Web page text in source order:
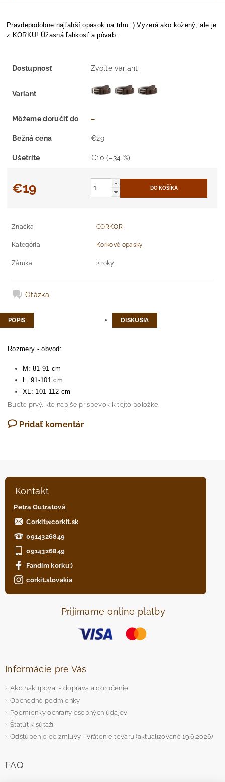
Pravdepodobne najľahší opasok na trhu :) Vyzerá ako kožený, ale je
z KORKU! Úžasná ľahkosť a pôvab.
Dostupnosť Zvoľte variant
Variant
Môžeme doručiť do –
Bežná cena €29
Ušetríte €10(–34 %)
€19
Značka CORKOR
Kategória Korkové opasky
Záruka 2 roky
Otázka
POPIS DISKUSIA
Rozmery - obvod:
M: 81-91 cm
L: 91-101 cm
XL: 101-112 cm
Buďte prvý, kto napíše príspevok k tejto položke.
Pridať komentár
Kontakt
Petra Outratová
Corkit@corkit.sk
0914326849
0914326849
Fandím korku:)
corkit.slovakia
Prijímame online platby
Informácie pre Vás
Ako nakupovať - doprava a doručenie
Obchodné podmienky
Podmienky ochrany osobných údajov
Štatút k súťaži
Odstúpenie od zmluvy - vrátenie tovaru (aktualizované 19.6.2026)
FAQ